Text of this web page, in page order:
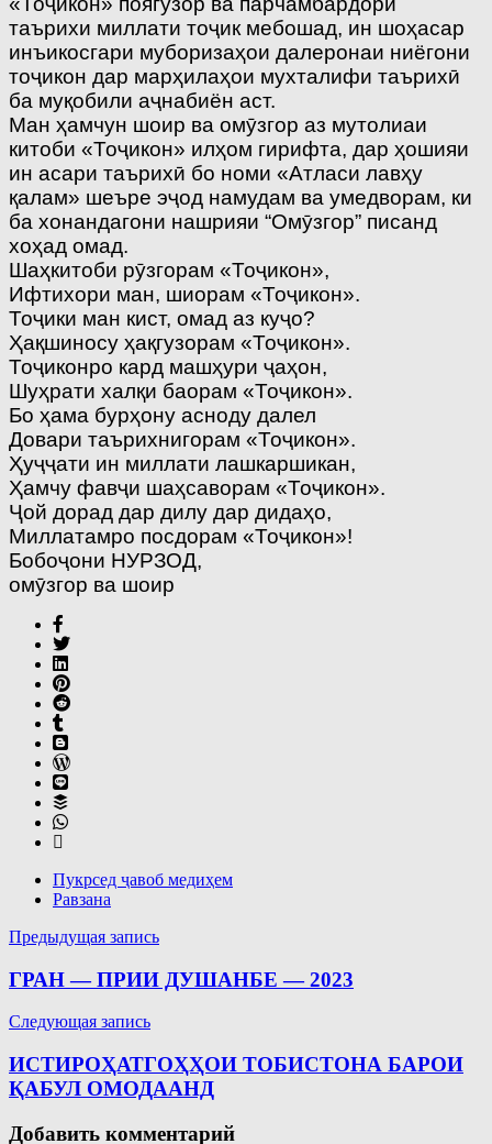
таърихи миллати тоҷик мебошад, ин шоҳасар
инъикосгари муборизаҳои далеронаи ниёгони
тоҷикон дар марҳилаҳои мухталифи таърихӣ
ба муқобили аҷнабиён аст.
Ман ҳамчун шоир ва омӯзгор аз мутолиаи
китоби «Тоҷикон» илҳом гирифта, дар ҳошияи
ин асари таърихӣ бо номи «Атласи лавҳу
қалам» шеъре эҷод намудам ва умедворам, ки
ба хонандагони нашрияи “Омӯзгор” писанд
хоҳад омад.
Шаҳкитоби рӯзгорам «Тоҷикон»,
Ифтихори ман, шиорам «Тоҷикон».
Тоҷики ман кист, омад аз куҷо?
Ҳақшиносу ҳақгузорам «Тоҷикон».
Тоҷиконро кард машҳури ҷаҳон,
Шуҳрати халқи баорам «Тоҷикон».
Бо ҳама бурҳону асноду далел
Довари таърихнигорам «Тоҷикон».
Ҳуҷҷати ин миллати лашкаршикан,
Ҳамчу фавҷи шаҳсаворам «Тоҷикон».
Ҷой дорад дар дилу дар дидаҳо,
Миллатамро посдорам «Тоҷикон»!
Бобоҷони НУРЗОД,
омӯзгор ва шоир
Пукрсед ҷавоб медиҳем
Равзана
Навигация
по
Предыдущая запись
ГРАН — ПРИИ ДУШАНБЕ — 2023
Следующая запись
ИСТИРОҲАТГОҲҲОИ ТОБИСТОНА БАРОИ
ҚАБУЛ ОМОДААНД
Добавить комментарий